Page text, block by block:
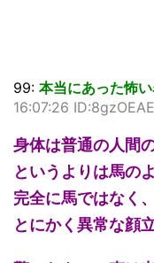
99: 本当にあった怖
16:07:26
身体は普通の人間
というよりは馬の
完全に馬ではなく
とにかく異常な顔